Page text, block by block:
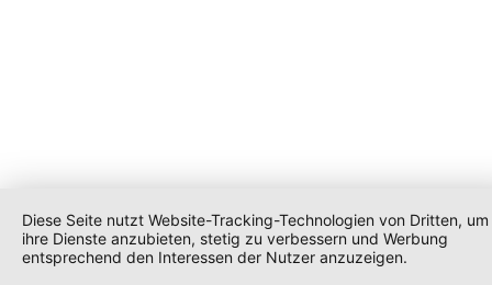
Diese Seite nutzt Website-Tracking-Technologien von Dritten, um
ihre Dienste anzubieten, stetig zu verbessern und Werbung
entsprechend den Interessen der Nutzer anzuzeigen.